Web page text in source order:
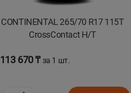
CONTINENTAL 265/70 R17 115T
CrossContact H/T
113 670 ₸ за 1 шт.